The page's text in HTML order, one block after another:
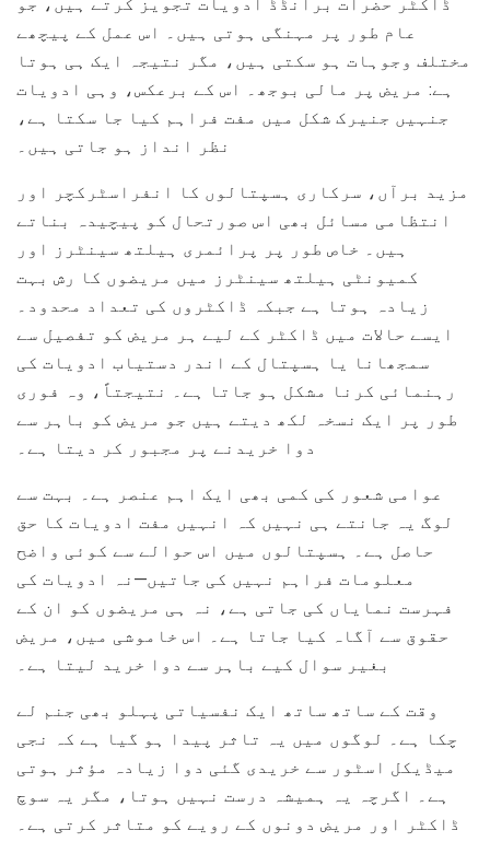
عام طور پر مہنگی ہوتی ہیں۔ اس عمل کے پیچھے
مختلف وجوہات ہو سکتی ہیں، مگر نتیجہ ایک ہی ہوتا
ہے: مریض پر مالی بوجھ۔ اس کے برعکس، وہی ادویات
جنہیں جنیرک شکل میں مفت فراہم کیا جا سکتا ہے،
نظر انداز ہو جاتی ہیں۔
مزید برآں، سرکاری ہسپتالوں کا انفراسٹرکچر اور
انتظامی مسائل بھی اس صورتحال کو پیچیدہ بناتے
ہیں۔ خاص طور پر پرائمری ہیلتھ سینٹرز اور
کمیونٹی ہیلتھ سینٹرز میں مریضوں کا رش بہت
زیادہ ہوتا ہے جبکہ ڈاکٹروں کی تعداد محدود۔
ایسے حالات میں ڈاکٹر کے لیے ہر مریض کو تفصیل سے
سمجھانا یا ہسپتال کے اندر دستیاب ادویات کی
رہنمائی کرنا مشکل ہو جاتا ہے۔ نتیجتاً، وہ فوری
طور پر ایک نسخہ لکھ دیتے ہیں جو مریض کو باہر سے
دوا خریدنے پر مجبور کر دیتا ہے۔
عوامی شعور کی کمی بھی ایک اہم عنصر ہے۔ بہت سے
لوگ یہ جانتے ہی نہیں کہ انہیں مفت ادویات کا حق
حاصل ہے۔ ہسپتالوں میں اس حوالے سے کوئی واضح
معلومات فراہم نہیں کی جاتیں—نہ ادویات کی
فہرست نمایاں کی جاتی ہے، نہ ہی مریضوں کو ان کے
حقوق سے آگاہ کیا جاتا ہے۔ اس خاموشی میں، مریض
بغیر سوال کیے باہر سے دوا خرید لیتا ہے۔
وقت کے ساتھ ساتھ ایک نفسیاتی پہلو بھی جنم لے
چکا ہے۔ لوگوں میں یہ تاثر پیدا ہو گیا ہے کہ نجی
میڈیکل اسٹور سے خریدی گئی دوا زیادہ مؤثر ہوتی
ہے۔ اگرچہ یہ ہمیشہ درست نہیں ہوتا، مگر یہ سوچ
ڈاکٹر اور مریض دونوں کے رویے کو متاثر کرتی ہے۔